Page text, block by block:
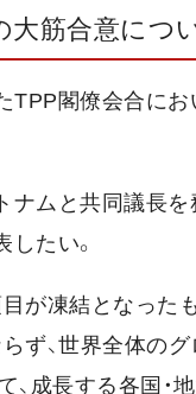
筋合意につ
TPP閣僚会合に
ムと共同議長を
たい。
が凍結となった
ず、世界全体の
、成長する各国